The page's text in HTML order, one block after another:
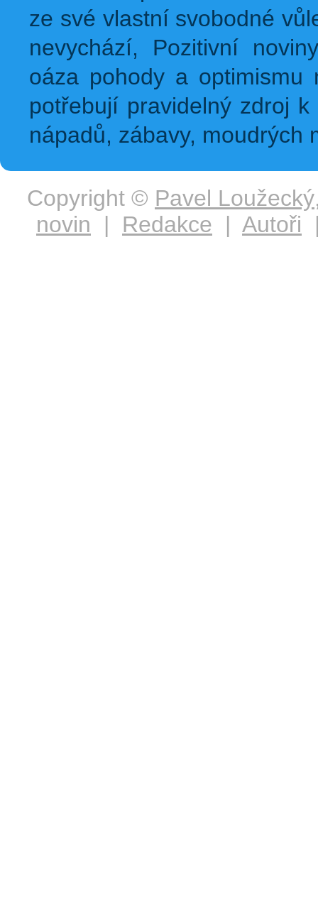
ze své vlastní svobodné
nevychází, Pozitivní
oáza pohody a
potřebují pravidelný zdroj
nápadů, zábavy, moudrých
Copyright © Pavel Loužecký
novin | Redakce | Autoři